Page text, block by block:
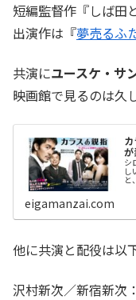
短編監督作『しば田
出演作は『夢売るふ
共演にユースケ・サ
映画館で見るのは久
が
シ
し
と
eigamanzai.com
他に共演と配役は以
沢村新次／新宿新次